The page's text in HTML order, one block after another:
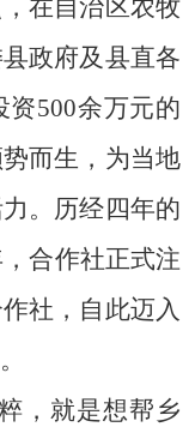
在自治区农牧
政府及县直各
500余万元的
而生，为当地
。历经四年的
合作社正式注
社，自此迈入
，就是想帮乡